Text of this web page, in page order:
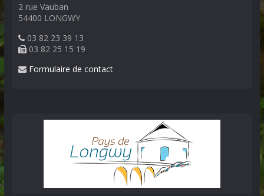
2 rue Vauban
54400 LONGWY
03 82 23 39 13
03 82 25 15 19
Formulaire de contact